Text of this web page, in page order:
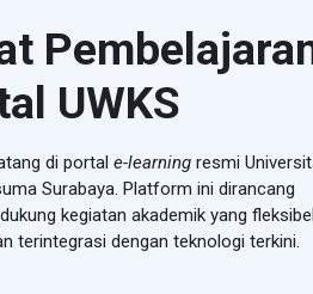
UWKS
di portal e-learning resmi
Surabaya. Platform ini dirancang
kegiatan akademik yang
terintegrasi dengan teknologi terkini.